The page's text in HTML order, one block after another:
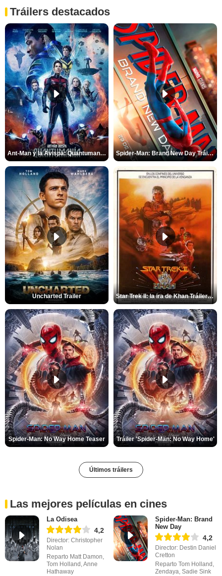
Tráilers destacados
Ant-Man y la Avispa: Quantumanía Tráiler (2) Spider-Man: Brand New Day Tráiler (3)
Uncharted Trailer Star Trek II: la ira de Khan Tráiler VO
Spider-Man: No Way Home Teaser Tráiler 'Spider-Man: No Way Home'
Últimos tráilers
Las mejores películas en cines
La Odisea
4,2
Director: Christopher
Nolan
Reparto Matt Damon,
Tom Holland, Anne
Hathaway
Spider-Man: Brand
New Day
4,2
Director: Destin Daniel
Cretton
Reparto Tom Holland,
Zendaya, Sadie Sink